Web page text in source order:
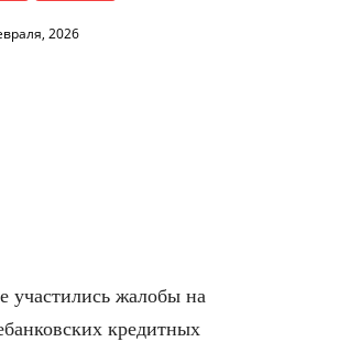
2026
участились жалобы на
кредитных